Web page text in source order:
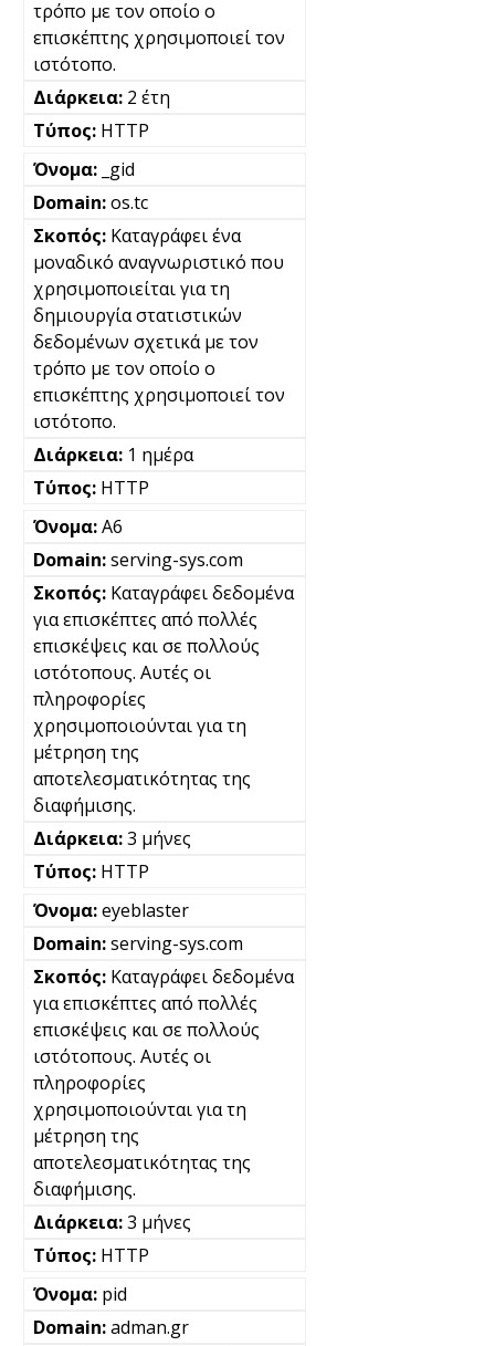
τρόπο με τον οποίο ο
επισκέπτης χρησιμοποιεί τον
ιστότοπο.
2 έτη
HTTP
_gid
os.tc
Καταγράφει ένα
μοναδικό αναγνωριστικό που
χρησιμοποιείται για τη
δημιουργία στατιστικών
δεδομένων σχετικά με τον
τρόπο με τον οποίο ο
επισκέπτης χρησιμοποιεί τον
ιστότοπο.
1 ημέρα
HTTP
A6
serving-sys.com
Καταγράφει δεδομένα
για επισκέπτες από πολλές
επισκέψεις και σε πολλούς
ιστότοπους. Αυτές οι
πληροφορίες
χρησιμοποιούνται για τη
μέτρηση της
αποτελεσματικότητας της
διαφήμισης.
3 μήνες
HTTP
eyeblaster
serving-sys.com
Καταγράφει δεδομένα
για επισκέπτες από πολλές
επισκέψεις και σε πολλούς
ιστότοπους. Αυτές οι
πληροφορίες
χρησιμοποιούνται για τη
μέτρηση της
αποτελεσματικότητας της
διαφήμισης.
3 μήνες
HTTP
pid
adman.gr